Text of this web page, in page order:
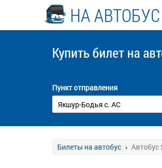
НА АВТОБУС
Купить билет на
Пункт отправления
Билеты на автобус Автобус